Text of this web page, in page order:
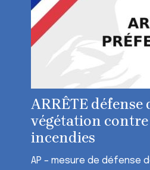
ARRÊTE défense
végétation contre
incendies
AP – mesure de défense